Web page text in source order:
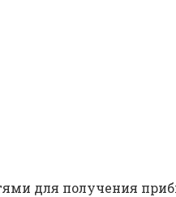
для получения